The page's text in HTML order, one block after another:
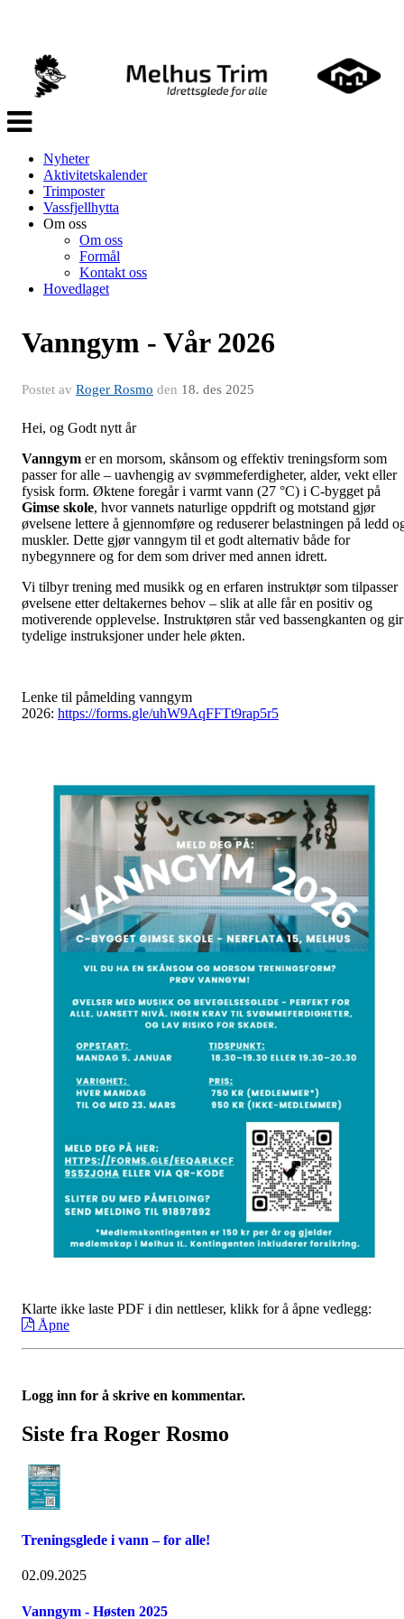
Veksle
navigasjon
Nyheter
Aktivitetskalender
Trimposter
Vassfjellhytta
Om oss
Om oss
Formål
Kontakt oss
Hovedlaget
Vanngym - Vår 2026
Postet av Roger Rosmo den 18. des 2025
Hei, og Godt nytt år
Vanngym er en morsom, skånsom og effektiv treningsform som
passer for alle – uavhengig av svømmeferdigheter, alder, vekt eller
fysisk form. Øktene foregår i varmt vann (27 °C) i C-bygget på
Gimse skole, hvor vannets naturlige oppdrift og motstand gjør
øvelsene lettere å gjennomføre og reduserer belastningen på ledd
muskler. Dette gjør vanngym til et godt alternativ både for
nybegynnere og for dem som driver med annen idrett.
Vi tilbyr trening med musikk og en erfaren instruktør som tilpasser
øvelsene etter deltakernes behov – slik at alle får en positiv og
motiverende opplevelse. Instruktøren står ved bassengkanten og gir
tydelige instruksjoner under hele økten.
Lenke til påmelding vanngym
2026: https://forms.gle/uhW9AqFFTt9rap5r5
Klarte ikke laste PDF i din nettleser, klikk for å åpne vedlegg:
Åpne
Logg inn for å skrive en kommentar.
Siste fra Roger Rosmo
Treningsglede i vann – for alle!
02.09.2025
Vanngym - Høsten 2025